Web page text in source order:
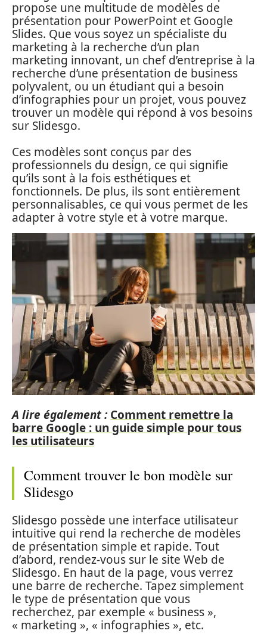
propose une multitude de modèles de
présentation pour PowerPoint et Google
Slides. Que vous soyez un spécialiste du
marketing à la recherche d’un plan
marketing innovant, un chef d’entreprise à la
recherche d’une présentation de business
polyvalent, ou un étudiant qui a besoin
d’infographies pour un projet, vous pouvez
trouver un modèle qui répond à vos besoins
sur Slidesgo.
Ces modèles sont conçus par des
professionnels du design, ce qui signifie
qu’ils sont à la fois esthétiques et
fonctionnels. De plus, ils sont entièrement
personnalisables, ce qui vous permet de les
adapter à votre style et à votre marque.
A lire également : Comment remettre la
barre Google : un guide simple pour tous
les utilisateurs
Comment trouver le bon modèle sur
Slidesgo
Slidesgo possède une interface utilisateur
intuitive qui rend la recherche de modèles
de présentation simple et rapide. Tout
d’abord, rendez-vous sur le site Web de
Slidesgo. En haut de la page, vous verrez
une barre de recherche. Tapez simplement
le type de présentation que vous
recherchez, par exemple « business »,
« marketing », « infographies », etc.